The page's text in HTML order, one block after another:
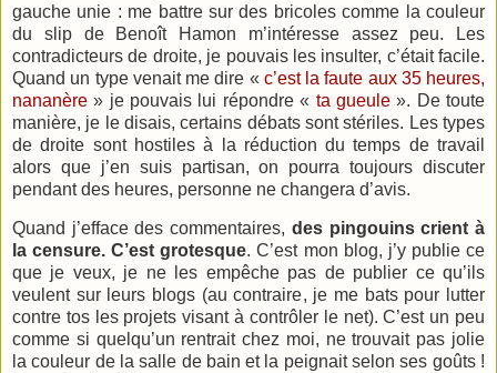
gauche unie : me battre sur des bricoles comme la couleur
du slip de Benoît Hamon m’intéresse assez peu. Les
contradicteurs de droite, je pouvais les insulter, c’était facile.
Quand un type venait me dire « c’est la faute aux 35 heures,
nananère » je pouvais lui répondre « ta gueule». De toute
manière, je le disais, certains débats sont stériles. Les types
de droite sont hostiles à la réduction du temps de travail
alors que j’en suis partisan, on pourra toujours discuter
pendant des heures, personne ne changera d’avis.
Quand j’efface des commentaires, des pingouins crient à
la censure. C’est grotesque. C’est mon blog, j’y publie ce
que je veux, je ne les empêche pas de publier ce qu’ils
veulent sur leurs blogs (au contraire, je me bats pour lutter
contre tos les projets visant à contrôler le net). C’est un peu
comme si quelqu’un rentrait chez moi, ne trouvait pas jolie
la couleur de la salle de bain et la peignait selon ses goûts !